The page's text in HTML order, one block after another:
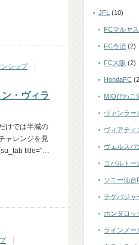
シップ
・ヴィラ
けでは半減の
ャレンジを見
title="…
JFL (10)
FCマルヤ
FC今治 (2)
FC大阪 (2)
HondaFC
MIOびわこ
ヴァンラー
ヴィアティ
ヴェルスパ
コバルトー
ソニー仙台
テゲバジャ
ホンダロッ
ラインメー